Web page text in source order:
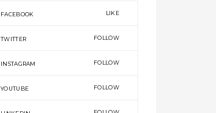
FACEBOOK LIKE
TWITTER FOLLOW
INSTAGRAM FOLLOW
YOUTUBE FOLLOW